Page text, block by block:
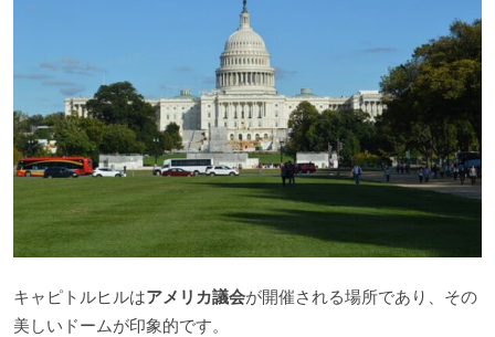
キャピトルヒルはアメリカ議会が開催される場所であり、その
美しいドームが印象的です。